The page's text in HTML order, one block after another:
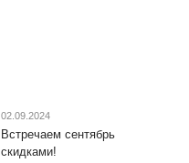
02.09.2024
Встречаем сентябрь
скидками!